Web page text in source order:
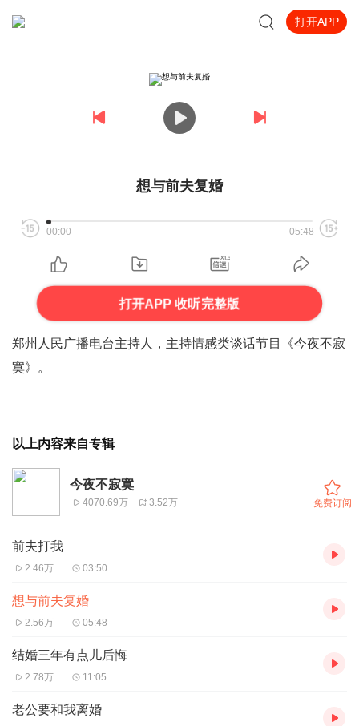
打开APP
想与前夫复婚
00:00 05:48
打开APP 收听完整版
郑州人民广播电台主持人，主持情感类谈话节目《今夜不寂
寞》。
以上内容来自专辑
今夜不寂寞
4070.69万 3.52万 免费订阅
前夫打我
2.46万 03:50
想与前夫复婚
2.56万 05:48
结婚三年有点儿后悔
2.78万 11:05
老公要和我离婚